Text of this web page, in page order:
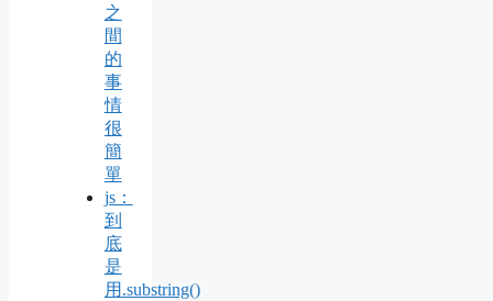
之
間
的
事
情
很
簡
單
js：
到
底
是
用.substring()